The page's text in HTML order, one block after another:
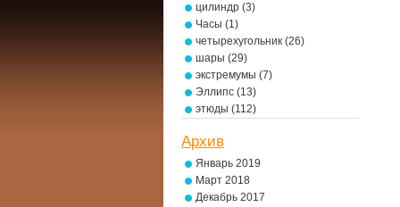
цилиндр (3)
Часы (1)
четырехугольник (26)
шары (29)
экстремумы (7)
Эллипс (13)
этюды (112)
Архив
Январь 2019
Март 2018
Декабрь 2017